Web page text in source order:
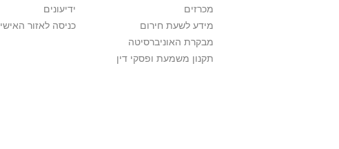
מכרזים
מידע לשעת חירום
מבקרת האוניברסיטה
תקנון משמעת ופסקי דין
ידיעונים
כניסה לאזור האישי